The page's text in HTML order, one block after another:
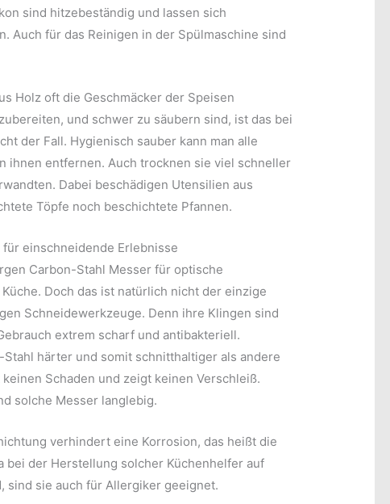
sind hitzebeständig und lassen sich
Auch für das Reinigen in der Spülmaschine sind
Holz oft die Geschmäcker der Speisen
und schwer zu säubern sind, ist das bei
der Fall. Hygienisch sauber kann man alle
ihnen entfernen. Auch trocknen sie viel schneller
Dabei beschädigen Utensilien aus
Töpfe noch beschichtete Pfannen.
einschneidende Erlebnisse
Carbon-Stahl Messer für optische
Doch das ist natürlich nicht der einzige
Schneidewerkzeuge. Denn ihre Klingen sind
extrem scharf und antibakteriell.
härter und somit schnitthaltiger als andere
Schaden und zeigt keinen Verschleiß.
solche Messer langlebig.
verhindert eine Korrosion, das heißt die
bei der Herstellung solcher Küchenhelfer auf
sind sie auch für Allergiker geeignet.